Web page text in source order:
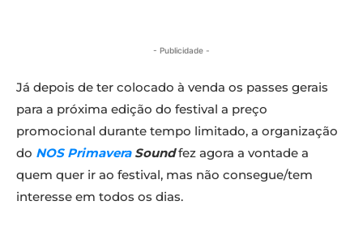
- Publicidade -
Já depois de ter colocado à venda os passes gerais
para a próxima edição do festival a preço
promocional durante tempo limitado, a organização
do NOS PrimaveraSoundfez agora a vontade a
quem quer ir ao festival, mas não consegue/tem
interesse em todos os dias.